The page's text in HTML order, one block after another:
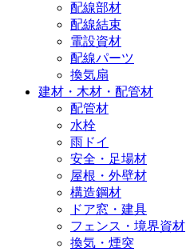
配線部材
配線結束
電設資材
配線パーツ
換気扇
建材・木材・配管材
配管材
水栓
雨ドイ
安全・足場材
屋根・外壁材
構造鋼材
ドア窓・建具
フェンス・境界資材
換気・煙突